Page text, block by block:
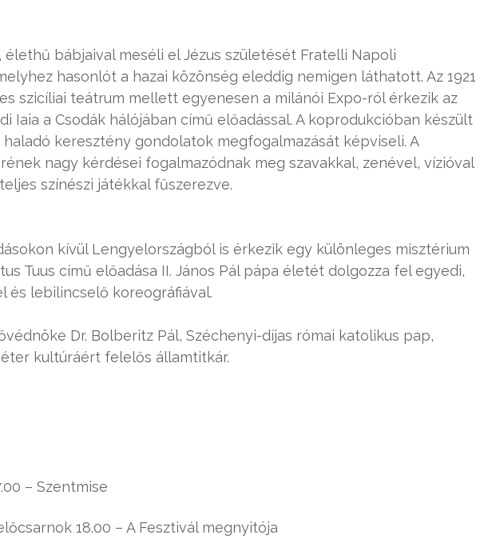
bábjaival meséli el Jézus születését Fratelli Napoli
hasonlót a hazai közönség eleddig nemigen láthatott. Az 1921
szicíliai teátrum mellett egyenesen a milánói Expo-ról érkezik az
Iaia a Csodák hálójában című előadással. A koprodukcióban készült
keresztény gondolatok megfogalmazását képviseli. A
nagy kérdései fogalmazódnak meg szavakkal, zenével, vízióval
színészi játékkal fűszerezve.
kívül Lengyelországból is érkezik egy különleges misztérium
Tuus című előadása II. János Pál pápa életét dolgozza fel egyedi,
és lebilincselő koreográfiával.
Dr. Bolberitz Pál, Széchenyi-díjas római katolikus pap,
kultúráért felelős államtitkár.
– Szentmise
18.00 – A Fesztivál megnyitója